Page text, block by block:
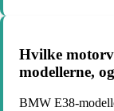
Hvilke
modellerne,
BMW E38-